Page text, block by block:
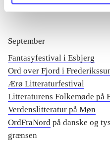
Louisiana Literature i
September
Fantasyfestival i Esbjerg
Ord over Fjord i
Ærø Litteraturfestival
Litteraturens Folkemøde på
Verdenslitteratur på Møn
OrdFraNord på danske og